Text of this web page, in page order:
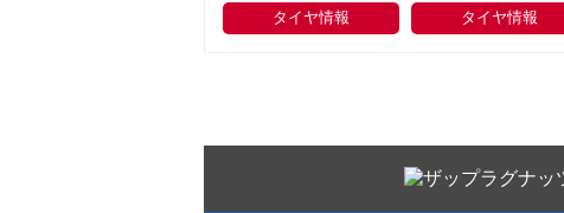
タイヤ情報 タイヤ情報